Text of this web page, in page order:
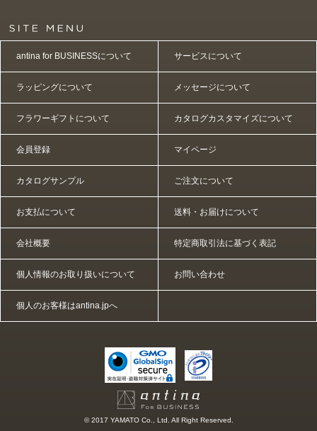
antina for BUSINESSについて サービスについて
ラッピングについて メッセージについて
フラワーギフトについて カタログカスタマイズについて
会員登録 マイページ
カタログサンプル ご注文について
お支払について 送料・お届けについて
会社概要 特定商取引法に基づく表記
個人情報のお取り扱いについて お問い合わせ
個人のお客様はantina.jpへ
© 2017 YAMATO Co., Ltd. All Right Reserved.